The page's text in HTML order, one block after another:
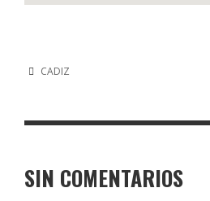
CADIZ
SIN COMENTARIOS